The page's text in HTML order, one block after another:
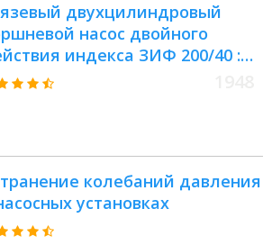
двухцилиндровый
насос двойного
индекса ЗИФ 200/40 :
по уходу и
колебаний давления
установках